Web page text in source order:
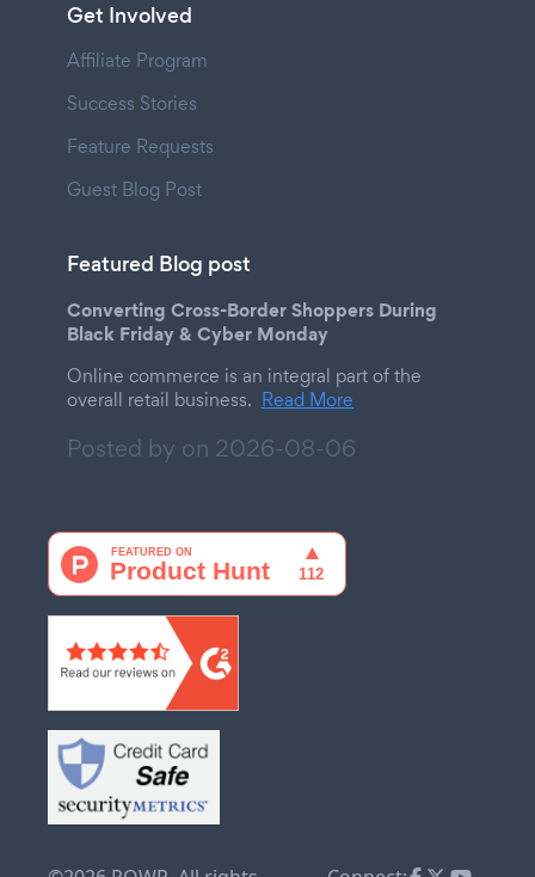
Get Involved
Affiliate Program
Success Stories
Feature Requests
Guest Blog Post
Featured Blog post
Converting Cross-Border Shoppers During
Black Friday & Cyber Monday
Online commerce is an integral part of the
overall retail business. Read More
Posted by on 2026-08-06